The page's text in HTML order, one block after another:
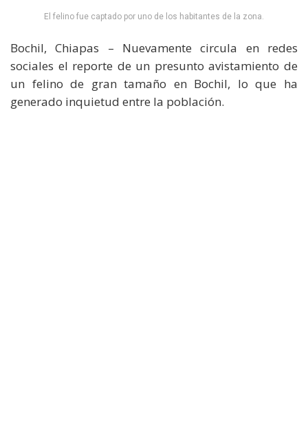
El felino fue captado por uno de los habitantes de la zona.
Bochil, Chiapas – Nuevamente circula en redes
sociales el reporte de un presunto avistamiento de
un felino de gran tamaño en Bochil, lo que ha
generado inquietud entre la población.